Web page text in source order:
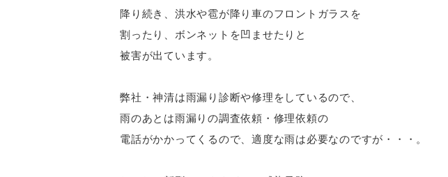
降り続き、洪水や雹が降り車のフロントガラスを
割ったり、ボンネットを凹ませたりと
被害が出ています。
弊社・神清は雨漏り診断や修理をしているので、
雨のあとは雨漏りの調査依頼・修理依頼の
電話がかかってくるので、適度な雨は必要なのですが・・・。